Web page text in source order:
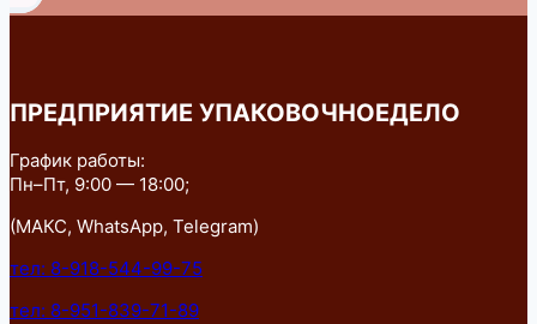
ПРЕДПРИЯТИЕ УПАКОВОЧНОЕДЕЛО
График работы:
Пн–Пт, 9:00 — 18:00;
(МАКС, WhatsApp, Telegram)
тел: 8-918-544-99-75
тел: 8-951-839-71-89